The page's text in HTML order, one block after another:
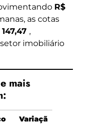
R$
as cotas
,
imobiliário
mais
Variaçã